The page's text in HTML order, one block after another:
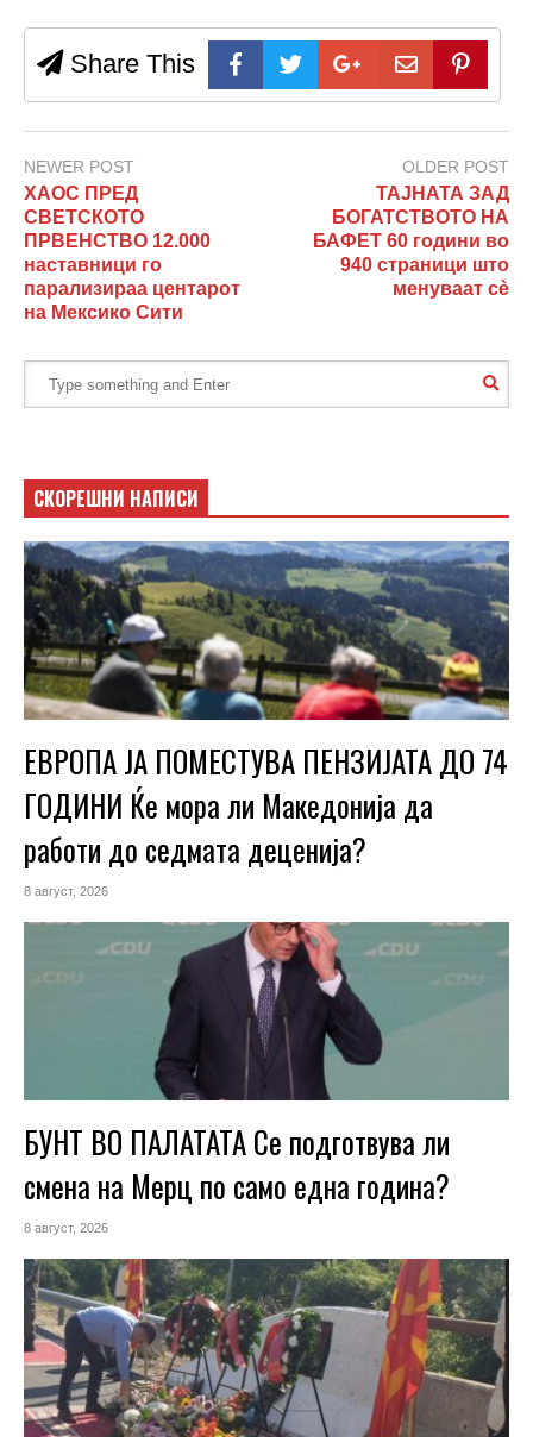
Share This
NEWER POST
ХАОС ПРЕД
СВЕТСКОТО
ПРВЕНСТВО 12.000
наставници го
парализираа центарот
на Мексико Сити
OLDER POST
ТАЈНАТА ЗАД
БОГАТСТВОТО НА
БАФЕТ 60 години во
940 страници што
менуваат сè
СКОРЕШНИ НАПИСИ
ЕВРОПА ЈА ПОМЕСТУВА ПЕНЗИЈАТА ДО 74
ГОДИНИ Ќе мора ли Македонија да
работи до седмата деценија?
8 август, 2026
БУНТ ВО ПАЛАТАТА Се подготвува ли
смена на Мерц по само една година?
8 август, 2026